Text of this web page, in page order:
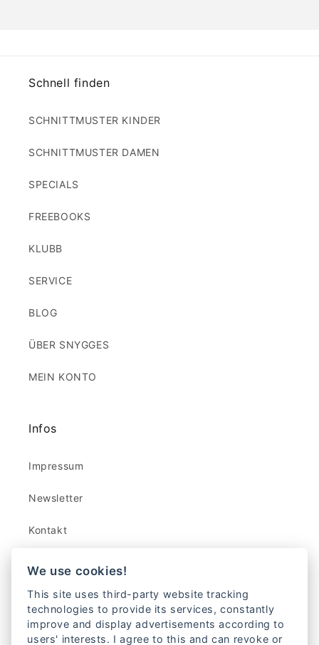
Schnell finden
SCHNITTMUSTER KINDER
SCHNITTMUSTER DAMEN
SPECIALS
FREEBOOKS
KLUBB
SERVICE
BLOG
ÜBER SNYGGES
MEIN KONTO
Infos
Impressum
Newsletter
Kontakt
Widerrufsbelehrung und -formular
Datenschutz
We use cookies!
This site uses third-party website tracking
technologies to provide its services, constantly
improve and display advertisements according to
users' interests. I agree to this and can revoke or